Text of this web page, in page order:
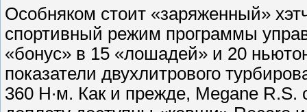
Особняком стоит «заряженный»
спортивный режим программы
«бонус» в 15 «лошадей» и 20
показатели двухлитрового
360 Н∙м. Как и прежде, Megane